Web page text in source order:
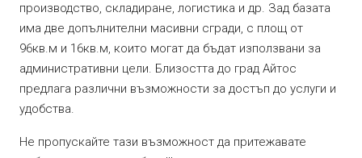
производство, складиране, логистика и др. Зад базата
има две допълнителни масивни сгради, с площ от
96кв.м и 16кв.м, които могат да бъдат използвани за
административни цели. Близостта до град Айтос
предлага различни възможности за достъп до услуги и
удобства.
Не пропускайте тази възможност да притежавате